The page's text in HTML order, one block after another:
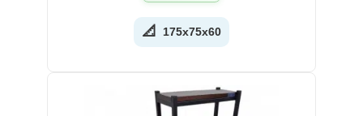
📐 175x75x60